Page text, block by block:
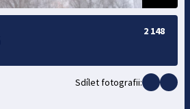
2 148
Sdílet fotografii: